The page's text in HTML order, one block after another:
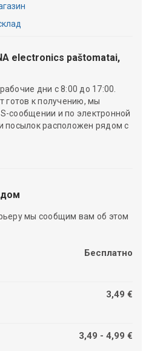
electronics paštomatai,
дни с 8:00 до 17:00.
готов к получению, мы
сообщении и по электронной
посылок расположен рядом с
мы сообщим вам об этом
Бесплатно
3,49 €
3,49 - 4,99 €